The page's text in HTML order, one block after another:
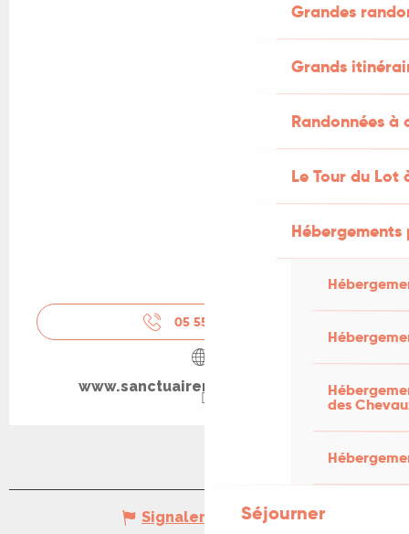
Grandes
Grands
Randonnées
Le Tour du Lot
des
Séjourner
05 55 14 10
www.sanctuairerocamadour.com
Signaler une erreur